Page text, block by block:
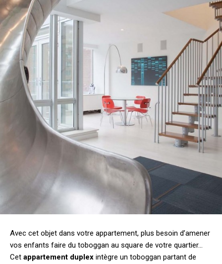
Avec cet objet dans votre appartement, plus besoin d’amener
vos enfants faire du toboggan au square de votre quartier…
Cet appartement duplex intègre un toboggan partant de